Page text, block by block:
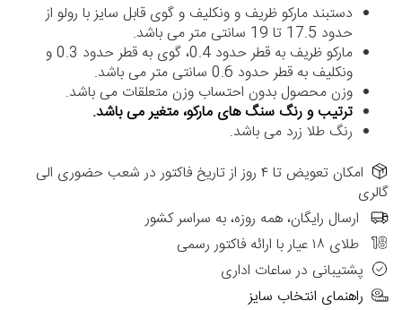
دستبند مارکو ظریف و ونکلیف و گوی قابل سایز با رولو از
حدود 17.5 تا 19 سانتی متر می باشد.
مارکو ظریف به قطر حدود 0.4، گوی به قطر حدود 0.3 و
ونکلیف به قطر حدود 0.6 سانتی متر می باشد.
وزن محصول بدون احتساب وزن متعلقات می باشد.
ترتیب و رنگ سنگ های مارکو، متغیر می باشد.
رنگ طلا زرد می باشد.
امکان تعویض تا ۴ روز از تاریخ فاکتور در شعب حضوری الی
گالری
ارسال رایگان، همه روزه، به سراسر کشور
طلای ۱۸ عیار با ارائه فاکتور رسمی
پشتیبانی در ساعات اداری
راهنمای انتخاب سایز